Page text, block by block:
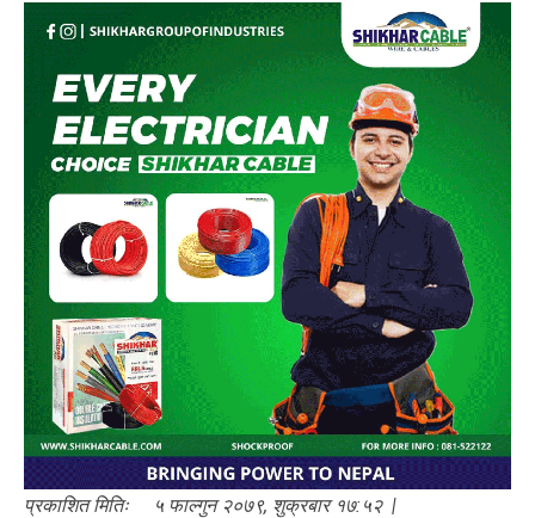
प्रकाशित मितिः ५ फाल्गुन २०७९, शुक्रबार १७:५२ |